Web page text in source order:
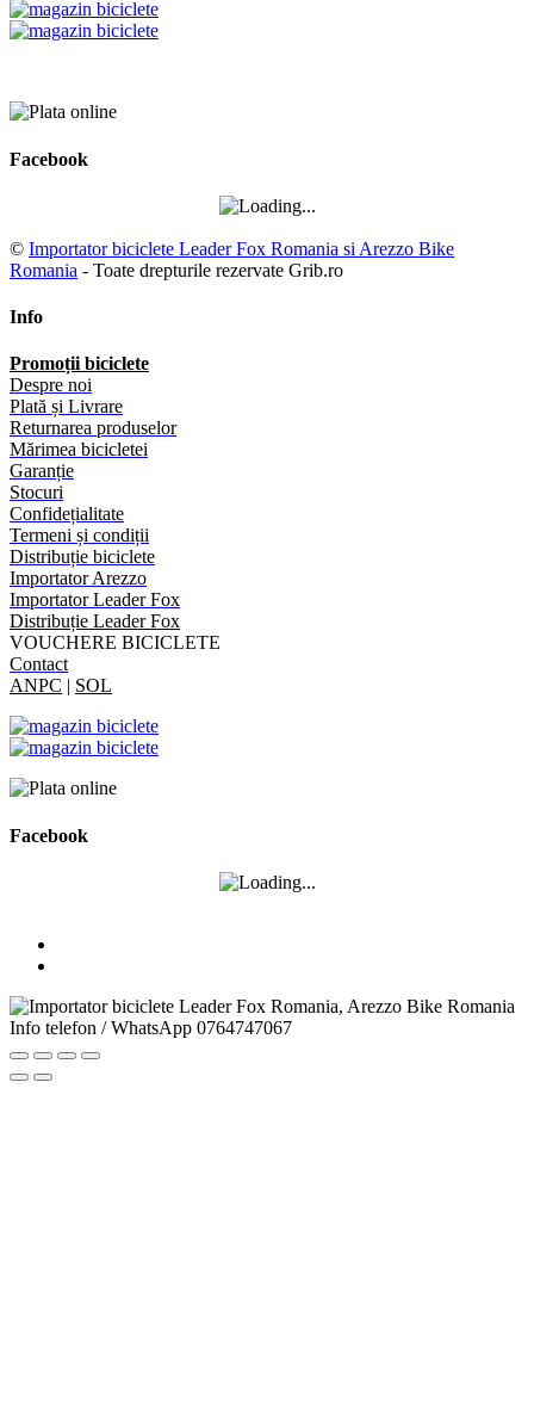
Facebook
© Importator biciclete Leader Fox Romania si Arezzo Bike
Romania - Toate drepturile rezervate Grib.ro
Info
Promoții biciclete
Despre noi
Plată și Livrare
Returnarea produselor
Mărimea bicicletei
Garanție
Stocuri
Confidețialitate
Termeni și condiții
Distribuție biciclete
Importator Arezzo
Importator Leader Fox
Distribuție Leader Fox
VOUCHERE BICICLETE
Contact
ANPC
SOL
Facebook
Info telefon / WhatsApp 0764747067